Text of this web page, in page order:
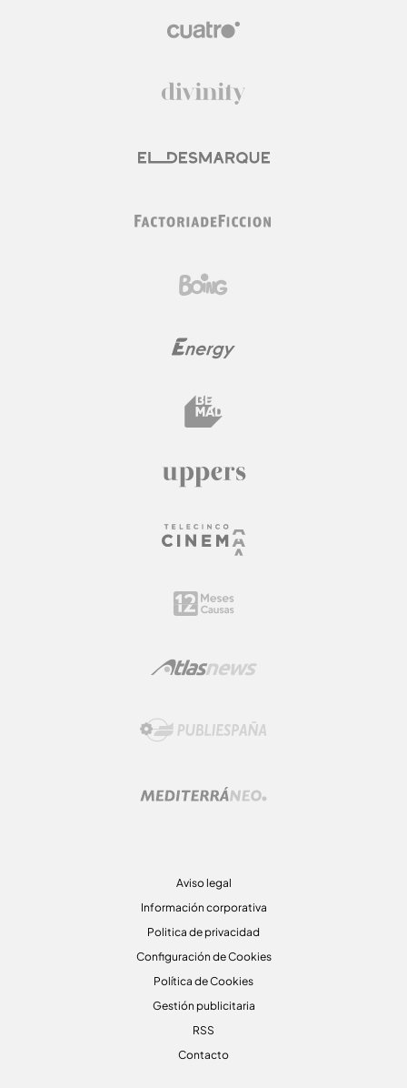
Aviso legal
Información corporativa
Politica de privacidad
Configuración de Cookies
Política de Cookies
Gestión publicitaria
RSS
Contacto